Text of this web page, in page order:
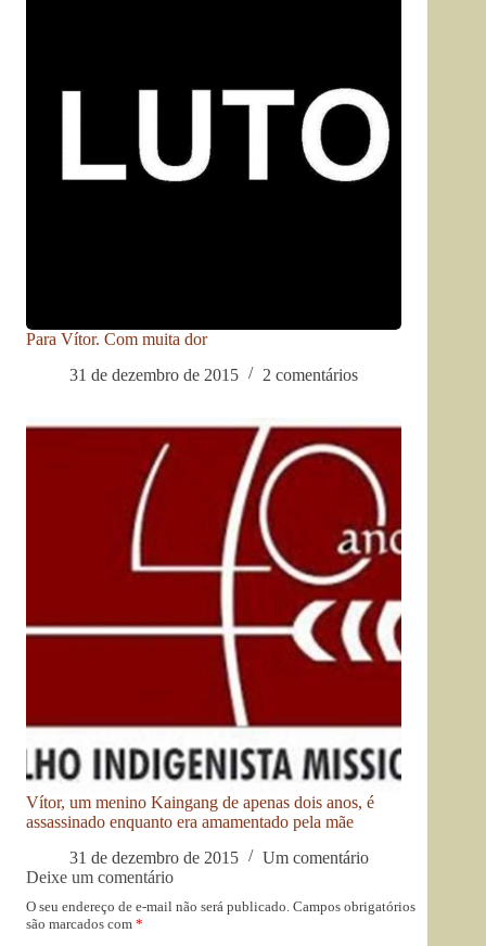
Para Vítor. Com muita dor
31 de dezembro de 2015
2 comentários
Vítor, um menino Kaingang de apenas dois anos, é
assassinado enquanto era amamentado pela mãe
31 de dezembro de 2015
Um comentário
Deixe um comentário
O seu endereço de e-mail não será publicado. Campos obrigatórios
são marcados com *